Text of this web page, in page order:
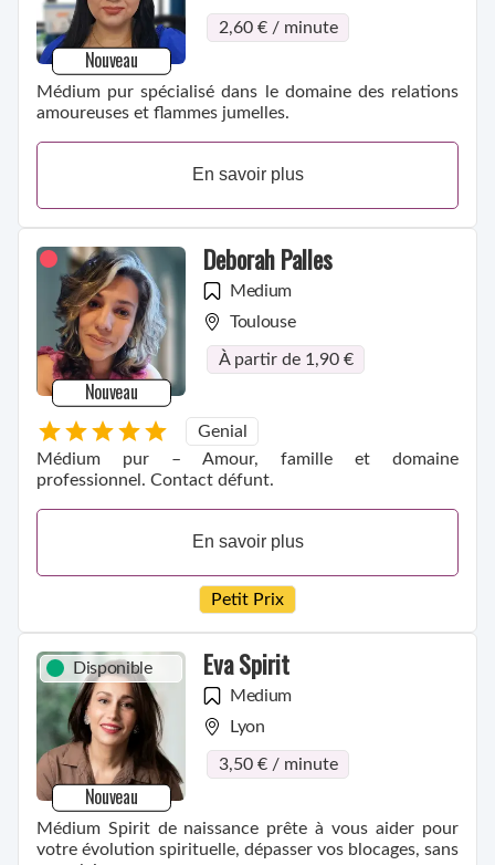
Nouveau
2,60 € / minute
Médium pur spécialisé dans le domaine des relations
amoureuses et flammes jumelles.
En savoir plus
Nouveau
Deborah Palles
Medium
Toulouse
À partir de 1,90 €
Genial
Médium pur – Amour, famille et domaine
professionnel. Contact défunt.
En savoir plus
Petit Prix
Disponible
Nouveau
Eva Spirit
Medium
Lyon
3,50 € / minute
Médium Spirit de naissance prête à vous aider pour
votre évolution spirituelle, dépasser vos blocages, sans